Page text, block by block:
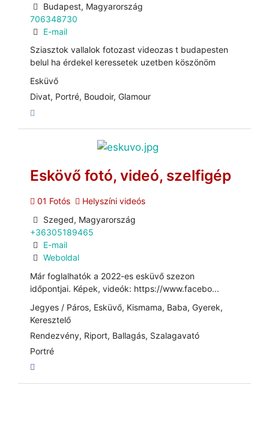
Budapest, Magyarország
706348730
E-mail
Sziasztok vallalok fotozast videozas t budapesten
belul ha érdekel keressetek uzetben köszönöm
Esküvő
Divat, Portré, Boudoir, Glamour
Eskövő fotó, videó, szelfigép
01 Fotós
Helyszíni videós
Szeged, Magyarország
+36305189465
E-mail
Weboldal
Már foglalhatók a 2022-es esküvő szezon
időpontjai. Képek, videók: https://www.facebo...
Jegyes / Páros, Esküvő, Kismama, Baba, Gyerek,
Keresztelő
Rendezvény, Riport, Ballagás, Szalagavató
Portré